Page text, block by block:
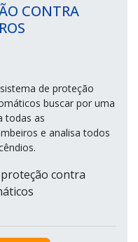
CONTRA
de proteção
buscar por uma
todas as
e analisa todos
contra